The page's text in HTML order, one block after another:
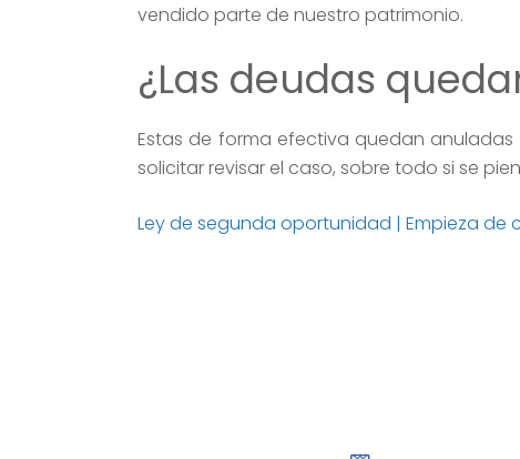
vendido parte de nuestro patrimonio.
¿Las deudas
Estas de forma efectiva quedan
solicitar revisar el caso, sobre todo si se
Ley de segunda oportunidad | Empieza de